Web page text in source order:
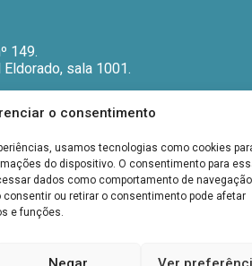
o consentimento
usamos tecnologias como cookies
do dispositivo. O consentimento para
dados como comportamento de
consentir ou retirar o consentimento pode afetar
e funções.
149.
sala 1001.